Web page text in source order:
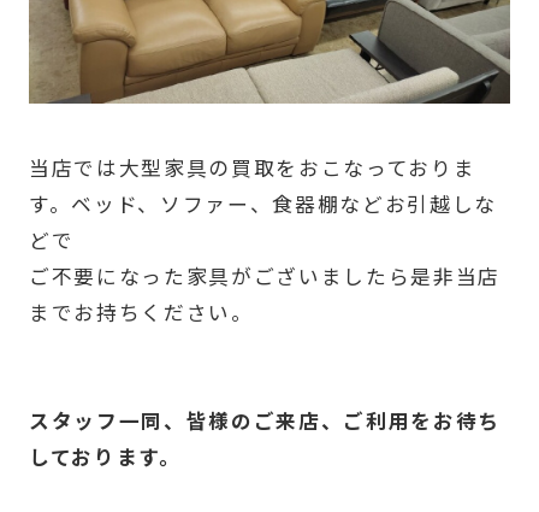
当店では大型家具の買取をおこなっておりま
す。ベッド、ソファー、食器棚などお引越しな
どで
ご不要になった家具がございましたら是非当店
までお持ちください。
スタッフ一同、皆様のご来店、ご利用をお待ち
しております。